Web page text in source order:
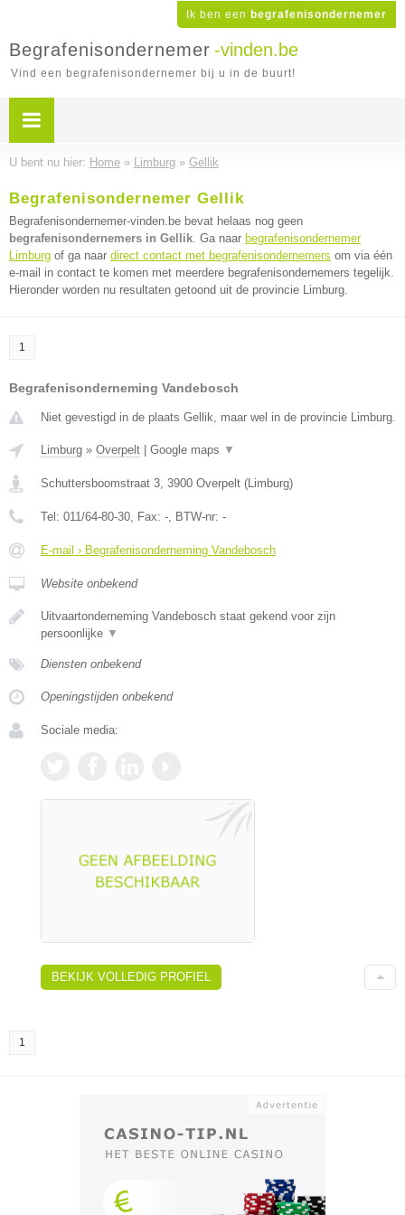
Ik ben een begrafenisondernemer
Begrafenisondernemer -vinden.be
Vind een begrafenisondernemer bij u in de buurt!
U bent nu hier: Home » Limburg » Gellik
Begrafenisondernemer Gellik
Begrafenisondernemer-vinden.be bevat helaas nog geen
begrafenisondernemers in Gellik. Ga naar begrafenisondernemer
Limburg of ga naar direct contact met begrafenisondernemers om via één
e-mail in contact te komen met meerdere begrafenisondernemers tegelijk.
Hieronder worden nu resultaten getoond uit de provincie Limburg.
1
Begrafenisonderneming Vandebosch
Niet gevestigd in de plaats Gellik, maar wel in de provincie Limburg.
Limburg » Overpelt Google maps ▼
Schuttersboomstraat 3, 3900 Overpelt (Limburg)
Tel: 011/64-80-30, Fax: -, BTW-nr: -
E-mail › Begrafenisonderneming Vandebosch
Website onbekend
Uitvaartonderneming Vandebosch staat gekend voor zijn
persoonlijke ▼
Diensten onbekend
Openingstijden onbekend
Sociale media:
BEKIJK VOLLEDIG PROFIEL
1